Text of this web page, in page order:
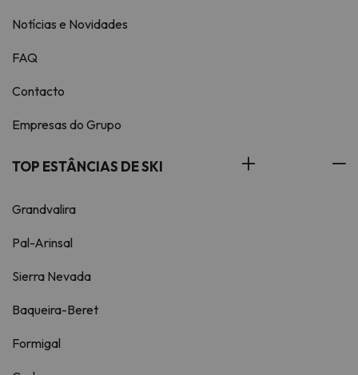
Notícias e Novidades
FAQ
Contacto
Empresas do Grupo
TOP ESTÂNCIAS DE SKI
Grandvalira
Pal-Arinsal
Sierra Nevada
Baqueira-Beret
Formigal